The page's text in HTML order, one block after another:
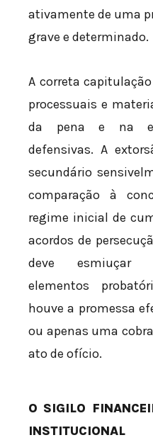
ativamente de uma
grave e determinado.
A correta
processuais e
da pena e na
defensivas. A
secundário
comparação à
regime inicial de
acordos de
deve esmiuçar
elementos
houve a promessa
ou apenas uma
ato de ofício.
O SIGILO
INSTITUCIONAL